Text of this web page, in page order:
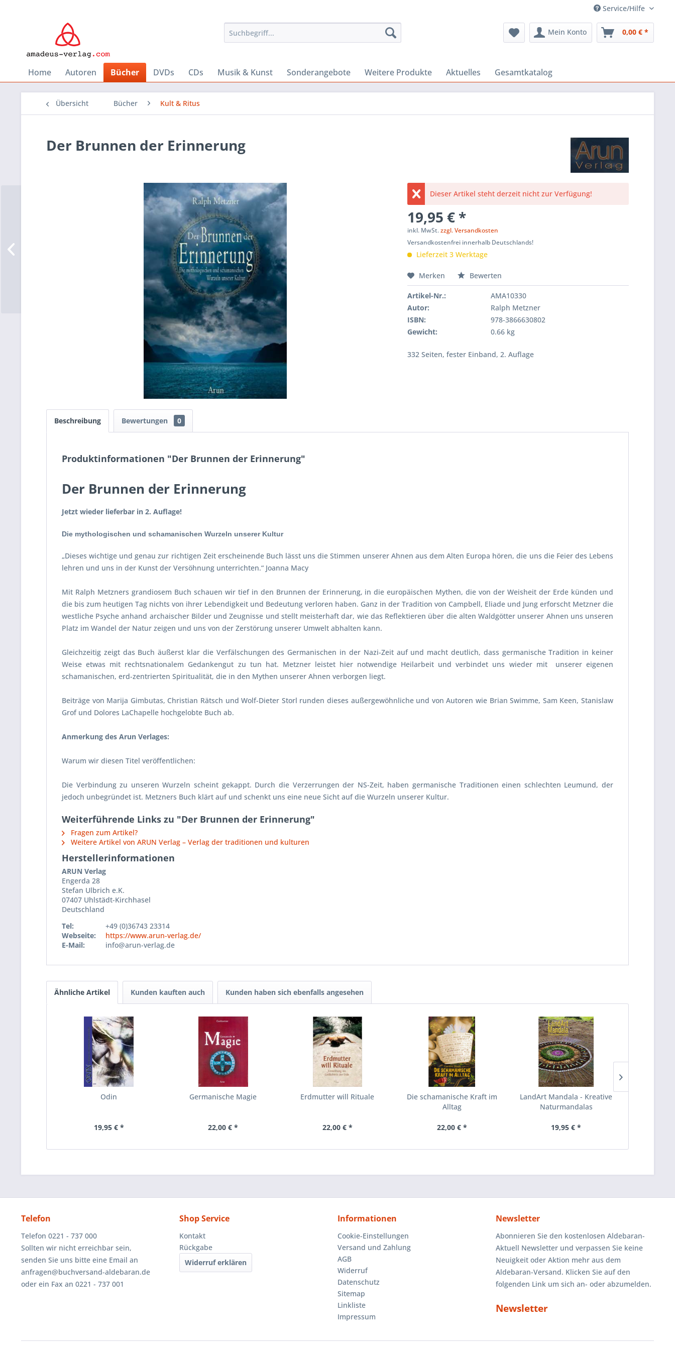
Service/Hilfe
Mein Konto 0,00 € *
Home Autoren Bücher DVDs CDs Musik & Kunst Sonderangebote Weitere Produkte Aktuelles Gesamtkatalog
Übersicht Bücher Kult & Ritus
Der Brunnen der Erinnerung
Dieser Artikel steht derzeit nicht zur Verfügung!
19,95 € *
inkl. MwSt.zzgl. Versandkosten
Versandkostenfrei innerhalb Deutschlands!
Lieferzeit 3 Werktage
Merken Bewerten
Artikel-Nr.:
AMA10330
Autor:
Ralph Metzner
ISBN:
978-3866630802
Gewicht:
0.66 kg
332 Seiten, fester Einband, 2. Auflage
Beschreibung Bewertungen 0
Produktinformationen "Der Brunnen der Erinnerung"
Der Brunnen der Erinnerung
Jetzt wieder lieferbar in 2. Auflage!
Die mythologischen und schamanischen Wurzeln unserer Kultur
„Dieses wichtige und genau zur richtigen Zeit erscheinende Buch lässt uns die Stimmen unserer Ahnen aus dem Alten Europa hören, die uns die Feier des Lebens
lehren und uns in der Kunst der Versöhnung unterrichten.“ Joanna Macy
Mit Ralph Metzners grandiosem Buch schauen wir tief in den Brunnen der Erinnerung, in die europäischen Mythen, die von der Weisheit der Erde künden und
die bis zum heutigen Tag nichts von ihrer Lebendigkeit und Bedeutung verloren haben. Ganz in der Tradition von Campbell, Eliade und Jung erforscht Metzner die
westliche Psyche anhand archaischer Bilder und Zeugnisse und stellt meisterhaft dar, wie das Reflektieren über die alten Waldgötter unserer Ahnen uns unseren
Platz im Wandel der Natur zeigen und uns von der Zerstörung unserer Umwelt abhalten kann.
Gleichzeitig zeigt das Buch äußerst klar die Verfälschungen des Germanischen in der Nazi-Zeit auf und macht deutlich, dass germanische Tradition in keiner
Weise etwas mit rechtsnationalem Gedankengut zu tun hat. Metzner leistet hier notwendige Heilarbeit und verbindet uns wieder mit unserer eigenen
schamanischen, erd-zentrierten Spiritualität, die in den Mythen unserer Ahnen verborgen liegt.
Beiträge von Marija Gimbutas, Christian Rätsch und Wolf-Dieter Storl runden dieses außergewöhnliche und von Autoren wie Brian Swimme, Sam Keen, Stanislaw
Grof und Dolores LaChapelle hochgelobte Buch ab.
Anmerkung des Arun Verlages:
Warum wir diesen Titel veröffentlichen:
Die Verbindung zu unseren Wurzeln scheint gekappt. Durch die Verzerrungen der NS-Zeit, haben germanische Traditionen einen schlechten Leumund, der
jedoch unbegründet ist. Metzners Buch klärt auf und schenkt uns eine neue Sicht auf die Wurzeln unserer Kultur.
Weiterführende Links zu "Der Brunnen der Erinnerung"
Fragen zum Artikel?
Weitere Artikel von ARUN Verlag – Verlag der traditionen und kulturen
Herstellerinformationen
ARUN Verlag
Engerda 28
Stefan Ulbrich e.K.
07407 Uhlstädt-Kirchhasel
Deutschland
Tel:
+49 (0)36743 23314
Webseite:
https://www.arun-verlag.de/
E-Mail:
info@arun-verlag.de
Ähnliche Artikel Kunden kauften auch Kunden haben sich ebenfalls angesehen
Odin
19,95 € *
Germanische Magie
22,00 € *
Erdmutter will Rituale
22,00 € *
Die schamanische Kraft im
Alltag
22,00 € *
LandArt Mandala - Kreative
Naturmandalas
19,95 € *
Telefon
Telefon 0221 - 737 000
Sollten wir nicht erreichbar sein,
senden Sie uns bitte eine Email an
anfragen@buchversand-aldebaran.de
oder ein Fax an 0221 - 737 001
Shop Service
Kontakt
Rückgabe
Widerruf erklären
Informationen
Cookie-Einstellungen
Versand und Zahlung
AGB
Widerruf
Datenschutz
Sitemap
Linkliste
Impressum
Newsletter
Abonnieren Sie den kostenlosen Aldebaran-
Aktuell Newsletter und verpassen Sie keine
Neuigkeit oder Aktion mehr aus dem
Aldebaran-Versand. Klicken Sie auf den
folgenden Link um sich an- oder abzumelden.
Newsletter